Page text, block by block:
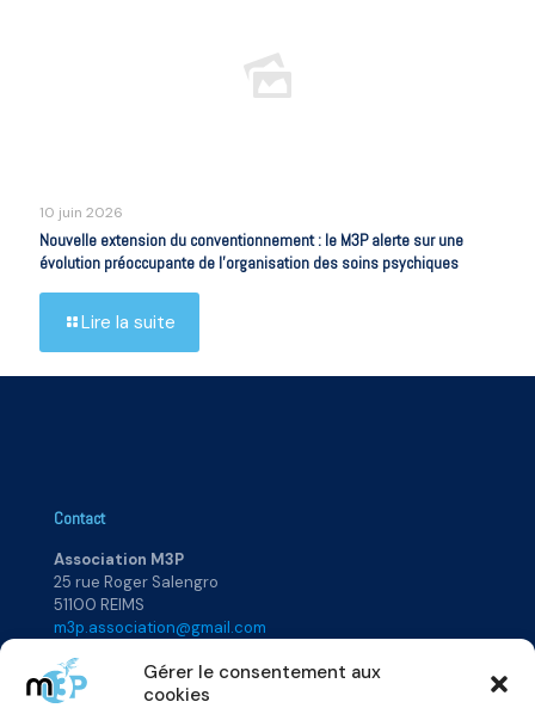
Gérer le consentement aux
cookies
10 juin 2026
Nouvelle extension du conventionnement : le M3P alerte sur une
évolution préoccupante de l’organisation des soins psychiques
Lire la suite
Contact
Association M3P
25 rue Roger Salengro
51100 REIMS
m3p.association@gmail.com